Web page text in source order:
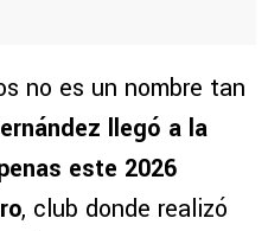
no es un nombre tan
llegó a la
este 2026
, club donde realizó